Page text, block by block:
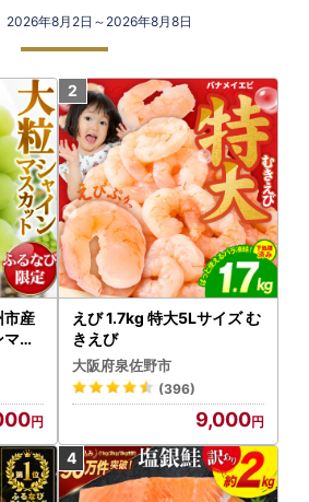
2026年8月2日～2026年8月8日
市産
ス
2
ャ
ツ
えび 1.7kg 特大5Lサイズ む
きえび
大阪府泉佐野市
(396)
9,000